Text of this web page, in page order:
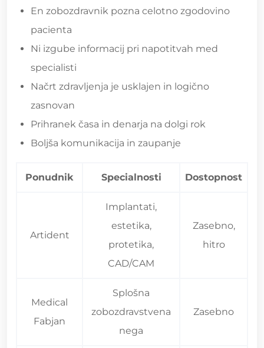
En zobozdravnik pozna celotno zgodovino
pacienta
Ni izgube informacij pri napotitvah med
specialisti
Načrt zdravljenja je usklajen in logično
zasnovan
Prihranek časa in denarja na dolgi rok
Boljša komunikacija in zaupanje
Ponudnik Specialnosti Dostopnost
Artident
Implantati,
estetika,
protetika,
CAD/CAM
Zasebno,
hitro
Medical
Fabjan
Splošna
zobozdravstvena
nega
Zasebno